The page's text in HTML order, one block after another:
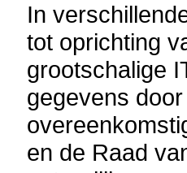
In
tot oprichting
grootschalige
gegevens
en de Raad